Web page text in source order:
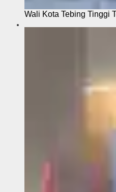
Wali Kota Tebing Tinggi